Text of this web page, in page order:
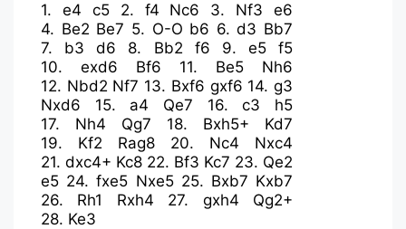
1. e4 c5 2. f4 Nc6 3. Nf3
e6
4. Be2 Be7 5. O-O b6 6.d3 Bb7
7. b3 d6 8. Bb2 f6 9. e5
f5
10. exd6 Bf6 11. Be5
Nh6
12. Nbd2 Nf7 13. Bxf6 gxf6 14.g3
Nxd6
15. a4 Qe7 16.c3
h5
17. Nh4 Qg7 18. Bxh5+
Kd7
19. Kf2 Rag8 20. Nc4
Nxc4
21. dxc4+ Kc8 22. Bf3 Kc7 23. Qe2
e5 24.fxe5 Nxe5 25. Bxb7 Kxb7
26. Rh1 Rxh4 27. gxh4
Qg2+
28. Ke3